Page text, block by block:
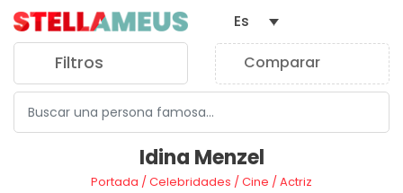
Filtros Comparar
Es
Idina Menzel
Portada /Celebridades /Cine /Actriz